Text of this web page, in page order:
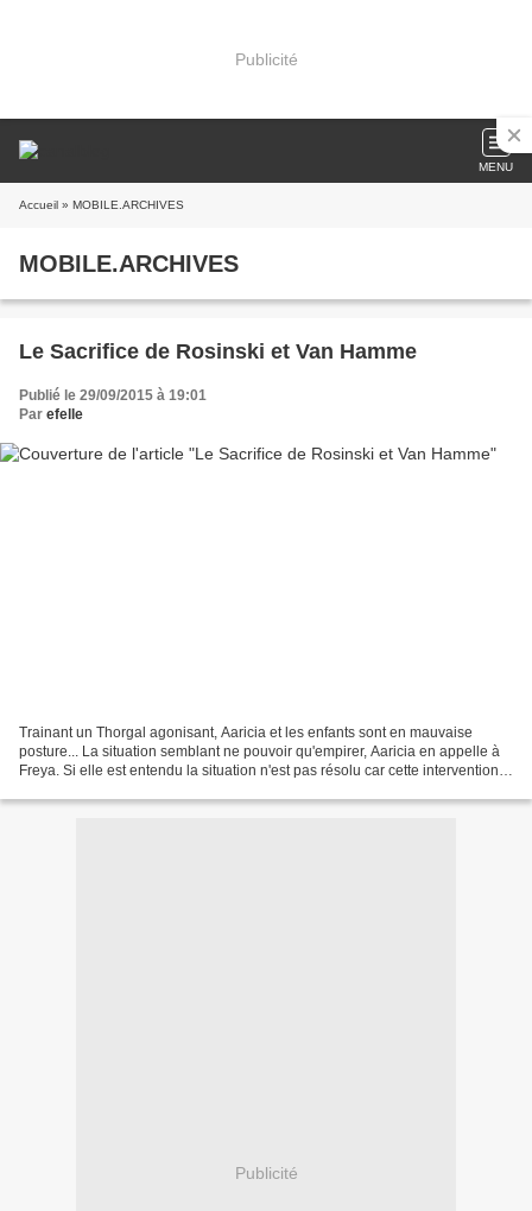
Publicité
MENU
Accueil » MOBILE.ARCHIVES
MOBILE.ARCHIVES
Le Sacrifice de Rosinski et Van Hamme
Publié le 29/09/2015 à 19:01
Par efelle
Trainant un Thorgal agonisant, Aaricia et les enfants sont en mauvaise
posture... La situation semblant ne pouvoir qu'empirer, Aaricia en appelle à
Freya. Si elle est entendu la situation n'est pas résolu car cette intervention
Publicité